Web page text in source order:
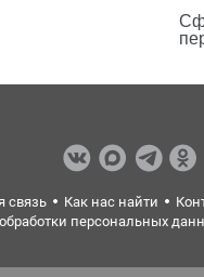
связь Как нас найти
персональных